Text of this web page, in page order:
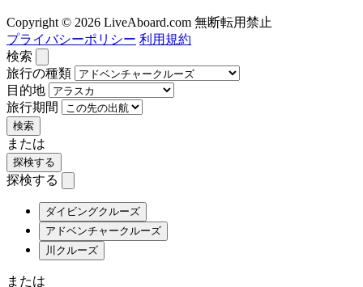
Copyright © 2026 LiveAboard.com 無断転用禁止
プライバシーポリシー 利用規約
検索
旅行の種類
目的地
旅行期間
検索
または
探検する
探検する
ダイビングクルーズ
アドベンチャークルーズ
川クルーズ
または